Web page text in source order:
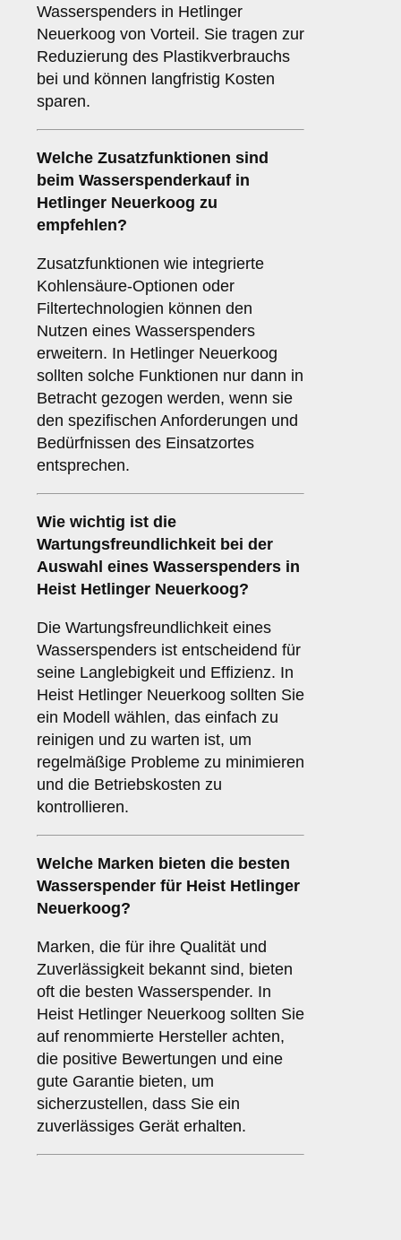
Wasserspenders in Hetlinger
Neuerkoog von Vorteil. Sie tragen zur
Reduzierung des Plastikverbrauchs
bei und können langfristig Kosten
sparen.
Welche Zusatzfunktionen sind
beim Wasserspenderkauf in
Hetlinger Neuerkoog zu
empfehlen?
Zusatzfunktionen wie integrierte
Kohlensäure-Optionen oder
Filtertechnologien können den
Nutzen eines Wasserspenders
erweitern. In Hetlinger Neuerkoog
sollten solche Funktionen nur dann in
Betracht gezogen werden, wenn sie
den spezifischen Anforderungen und
Bedürfnissen des Einsatzortes
entsprechen.
Wie wichtig ist die
Wartungsfreundlichkeit bei der
Auswahl eines Wasserspenders in
Heist Hetlinger Neuerkoog?
Die Wartungsfreundlichkeit eines
Wasserspenders ist entscheidend für
seine Langlebigkeit und Effizienz. In
Heist Hetlinger Neuerkoog sollten Sie
ein Modell wählen, das einfach zu
reinigen und zu warten ist, um
regelmäßige Probleme zu minimieren
und die Betriebskosten zu
kontrollieren.
Welche Marken bieten die besten
Wasserspender für Heist Hetlinger
Neuerkoog?
Marken, die für ihre Qualität und
Zuverlässigkeit bekannt sind, bieten
oft die besten Wasserspender. In
Heist Hetlinger Neuerkoog sollten Sie
auf renommierte Hersteller achten,
die positive Bewertungen und eine
gute Garantie bieten, um
sicherzustellen, dass Sie ein
zuverlässiges Gerät erhalten.